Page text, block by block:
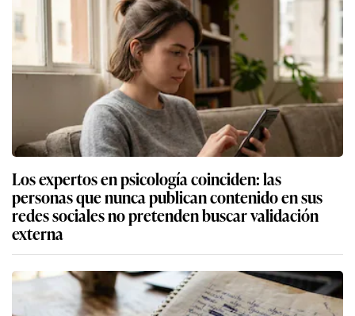
Los expertos en psicología coinciden: las
personas que nunca publican contenido en sus
redes sociales no pretenden buscar validación
externa